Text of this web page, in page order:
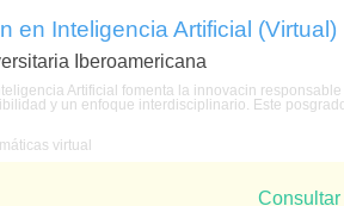
en Inteligencia Artificial (Virtual)
Iberoamericana
Artificial fomenta la innovacin
y un enfoque interdisciplinario. Este
virtual